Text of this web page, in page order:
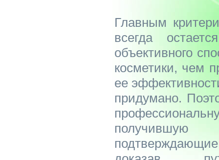
Главным
всегда
объективного
косметики, чем
ее
придумано.